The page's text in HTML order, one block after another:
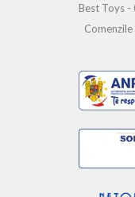
Best Toys -